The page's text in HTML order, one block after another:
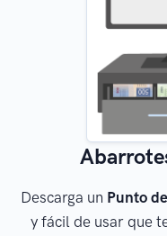
Descarga un Punto
y fácil de usar que